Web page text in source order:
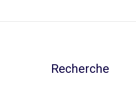
Recherche